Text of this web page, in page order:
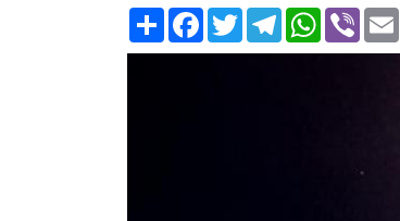
РесурсFacebook
TwitterTelegramWhatsApp
Viber